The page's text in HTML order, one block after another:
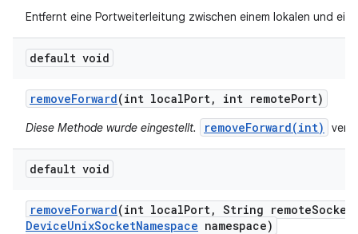
Entfernt eine Portweiterleitung zwischen einem lokalen und
default void
removeForward(int localPort, int remotePort)
Diese Methode wurde eingestellt. removeForward(int)
default void
removeForward(int localPort, String remoteSocket
DeviceUnixSocketNamespace namespace)